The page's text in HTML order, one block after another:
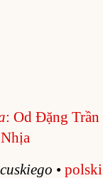
: Od Đặng Trần
•pol­ski